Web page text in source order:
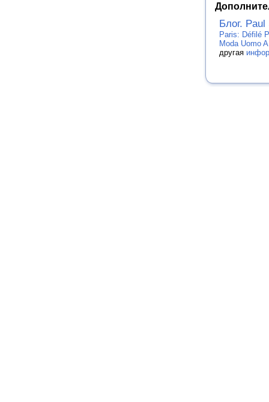
Блог.
Paris: Défilé
Moda Uomo
другая